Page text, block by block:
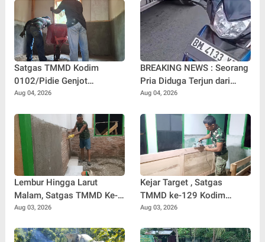
Satgas TMMD Kodim
0102/Pidie Genjot
Pembangunan RTLH
65 Persen
Aug 04, 2026
BREAKING NEWS : Seorang
Pria Diduga Terjun dari
Jembatan Rantau Berangin
Ditinggal di Lokasi
Aug 04, 2026
Lembur Hingga Larut
Malam, Satgas TMMD Ke-
129 Kebut Penyelesaian
Aug 03, 2026
Kejar Target , Satgas
TMMD ke-129 Kodim
0102/Pidie Lembur Pasang
Hari
Aug 03, 2026